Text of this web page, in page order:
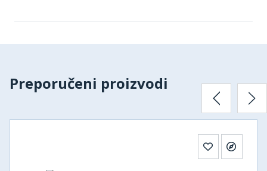
Preporučeni proizvodi